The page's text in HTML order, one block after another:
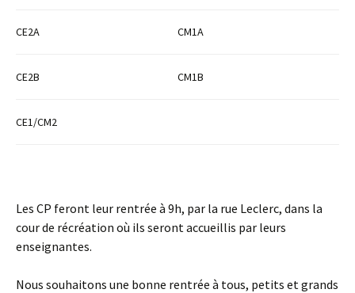
CE2A CM1A
CE2B CM1B
CE1/CM2
Les CP feront leur rentrée à 9h, par la rue Leclerc, dans la
cour de récréation où ils seront accueillis par leurs
enseignantes.
Nous souhaitons une bonne rentrée à tous, petits et grands